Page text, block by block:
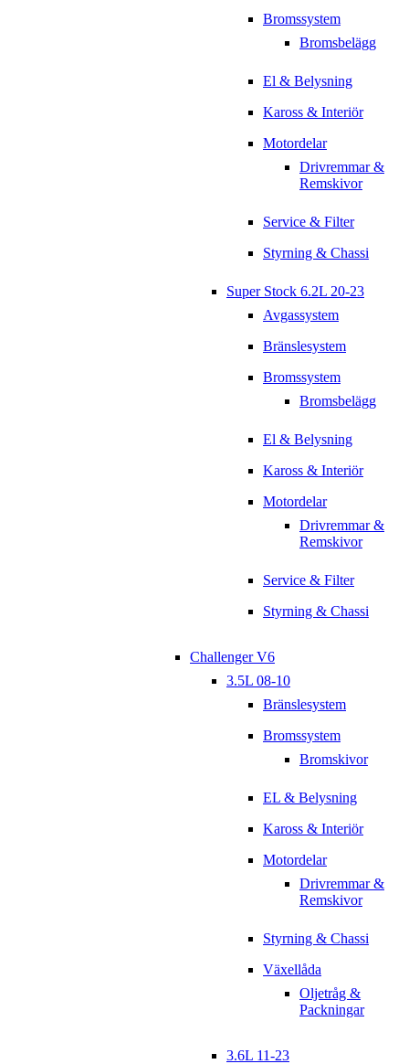
Bromssystem
Bromsbelägg
El & Belysning
Kaross & Interiör
Motordelar
Drivremmar &
Remskivor
Service & Filter
Styrning & Chassi
Super Stock 6.2L 20-23
Avgassystem
Bränslesystem
Bromssystem
Bromsbelägg
El & Belysning
Kaross & Interiör
Motordelar
Drivremmar &
Remskivor
Service & Filter
Styrning & Chassi
Challenger V6
3.5L 08-10
Bränslesystem
Bromssystem
Bromskivor
EL & Belysning
Kaross & Interiör
Motordelar
Drivremmar &
Remskivor
Styrning & Chassi
Växellåda
Oljetråg &
Packningar
3.6L 11-23